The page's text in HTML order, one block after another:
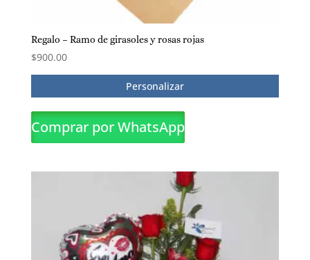
Regalo – Ramo de girasoles y rosas rojas
$900.00
Personalizar
Comprar por WhatsApp